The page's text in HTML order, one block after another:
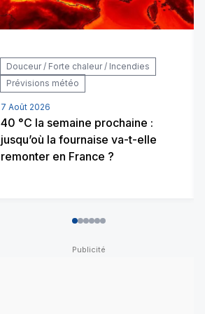
Douceur / Forte chaleur / Incendies
Prévisions météo
7 Août 2026
40 °C la semaine prochaine :
jusqu’où la fournaise va-t-elle
remonter en France ?
012345